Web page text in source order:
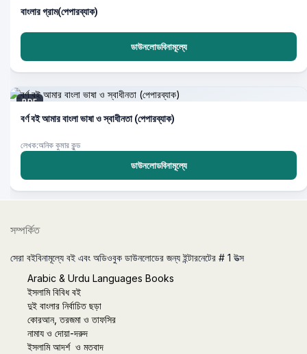
বাংলার গ্রাম(পেপারব্যাক)
ডাউনলোডবিনামূল্যে
PDF
বর্ণ বই আমার বাংলা ভাষা ও স্বাধীনতা (পেপারব্যাক)
লেখক:অনিক কুমার কুন্ড
ডাউনলোডবিনামূল্যে
সম্পর্কিত
সেরা বইবিনামূল্যে বই এবং অডিওবুক ডাউনলোডের জন্য ইন্টারনেটের # 1 উত্স
Arabic & Urdu Languages Books
ইসলামি বিবিধ বই
দুই বাংলার নির্বাচিত ছড়া
কোরআন, তরজমা ও তাফসির
নামায ও দোয়া-দরুদ
ইসলামি আদর্শ ও মতবাদ